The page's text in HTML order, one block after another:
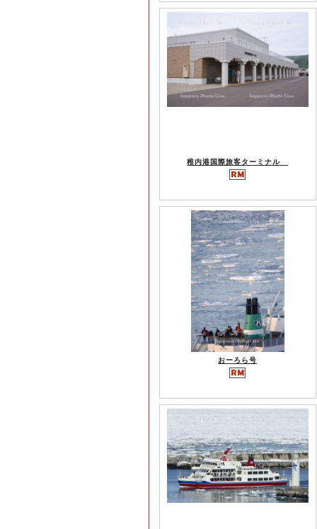
稚内港国際旅客ターミナル
おーろら号